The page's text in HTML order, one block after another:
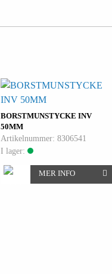
BORSTMUNSTYCKE INV
50MM
Artikelnummer: 8306541
I lager:
MER INFO